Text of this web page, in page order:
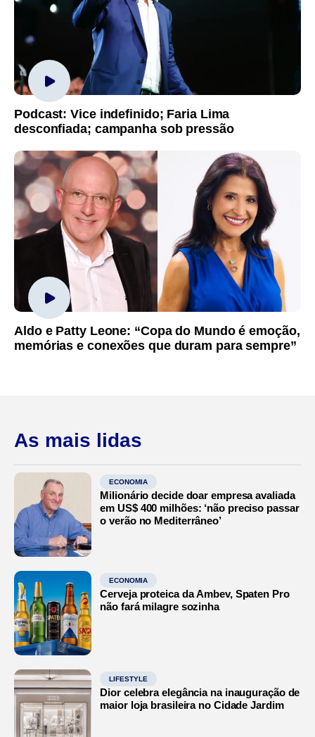
Podcast: Vice indefinido; Faria Lima
desconfiada; campanha sob pressão
Aldo e Patty Leone: “Copa do Mundo é emoção,
memórias e conexões que duram para sempre”
As mais lidas
ECONOMIA
Milionário decide doar empresa avaliada
em US$ 400 milhões: ‘não preciso passar
o verão no Mediterrâneo’
ECONOMIA
Cerveja proteica da Ambev, Spaten Pro
não fará milagre sozinha
LIFESTYLE
Dior celebra elegância na inauguração de
maior loja brasileira no Cidade Jardim